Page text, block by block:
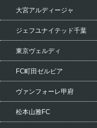
大宮アルディージャ
ジェフユナイテッド千葉
東京ヴェルディ
FC町田ゼルビア
ヴァンフォーレ甲府
松本山雅FC